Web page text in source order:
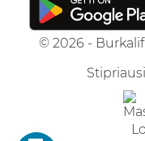
© 2026 -